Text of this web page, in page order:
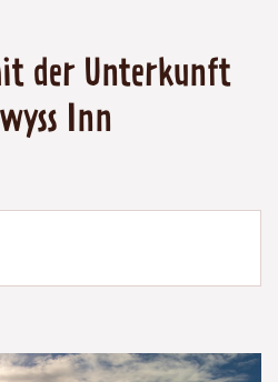
der Unterkunft
Inn